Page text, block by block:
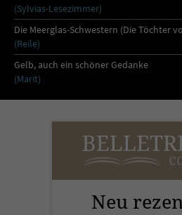
(Sylvias-Lesezimmer)
Die Meerglas-Schwestern (Die Töchter
(Reile)
Gelb, auch ein schöner Gedanke
(Marit)
Neu